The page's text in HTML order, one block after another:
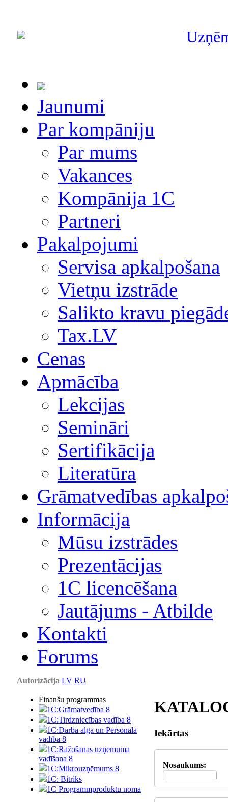
Jaunumi
Par kompāniju
Par mums
Vakances
Kompānija 1С
Partneri
Pakalpojumi
Servisa apkalpošana
Vietņu izstrāde
Salikto kravu
Tax.LV
Cenas
Apmācība
Lekcijas
Semināri
Sertifikācija
Literatūra
Grāmatvedības
Informācija
Mūsu izstrādes
Prezentācijas
1С licencēšana
Jautājums - Atbilde
Kontakti
Forums
Autorizācija LV RU
Finanšu programmas
1C:Grāmatvedība 8
1C:Tirdzniecības vadība 8
1C:Darba alga un Personāla
vadība 8
1C:Ražošanas uzņēmuma
vadīšana 8
1С:Мikrouzņēmums 8
1C: Bitriks
1C Programmproduktu noma
Iekārtas
Nosaukums: